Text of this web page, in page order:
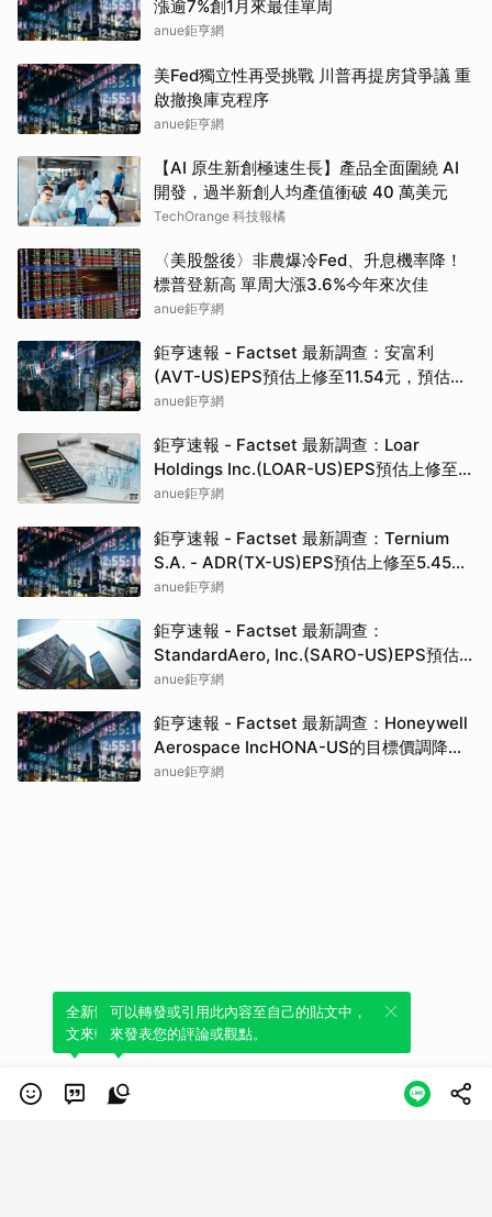
漲逾7%創1月來最佳單周
anue鉅亨網
美Fed獨立性再受挑戰 川普再提房貸爭議 重
啟撤換庫克程序
anue鉅亨網
【AI 原生新創極速生長】產品全面圍繞 AI
開發，過半新創人均產值衝破 40 萬美元
TechOrange 科技報橘
〈美股盤後〉非農爆冷Fed、升息機率降！
標普登新高 單周大漲3.6%今年來次佳
anue鉅亨網
鉅亨速報 - Factset 最新調查：安富利
(AVT-US)EPS預估上修至11.54元，預估目
標價為112.50元
anue鉅亨網
鉅亨速報 - Factset 最新調查：Loar
Holdings Inc.(LOAR-US)EPS預估上修至
1.33元，預估目標價為85.00元
anue鉅亨網
鉅亨速報 - Factset 最新調查：Ternium
S.A. - ADR(TX-US)EPS預估上修至5.45
元，預估目標價為55.00元
anue鉅亨網
鉅亨速報 - Factset 最新調查：
StandardAero, Inc.(SARO-US)EPS預估
上修至1.22元，預估目標價為35.00元
anue鉅亨網
鉅亨速報 - Factset 最新調查：Honeywell
Aerospace IncHONA-US的目標價調降至
214元，幅度約4.89%
anue鉅亨網
全新體驗！一鍵引用此內容，透過發布貼
文來輕鬆表達個人立場。
可以轉發或引用此內容至自己的貼文中，
來發表您的評論或觀點。